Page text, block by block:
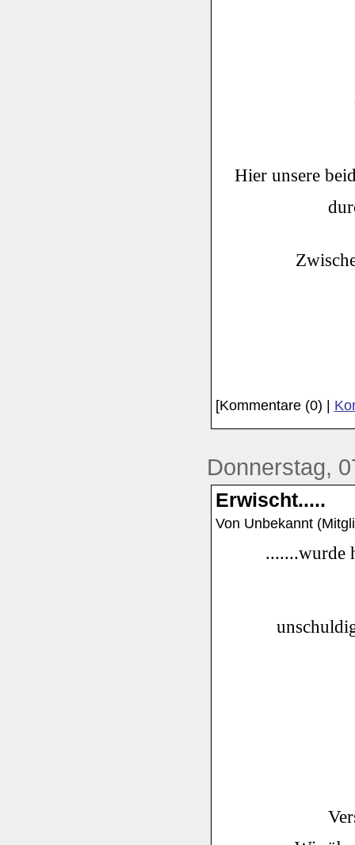
Hier unsere
[Kommentare (0) |
Donnerstag,
Erwischt.....
Von Unbekannt
.......wurde